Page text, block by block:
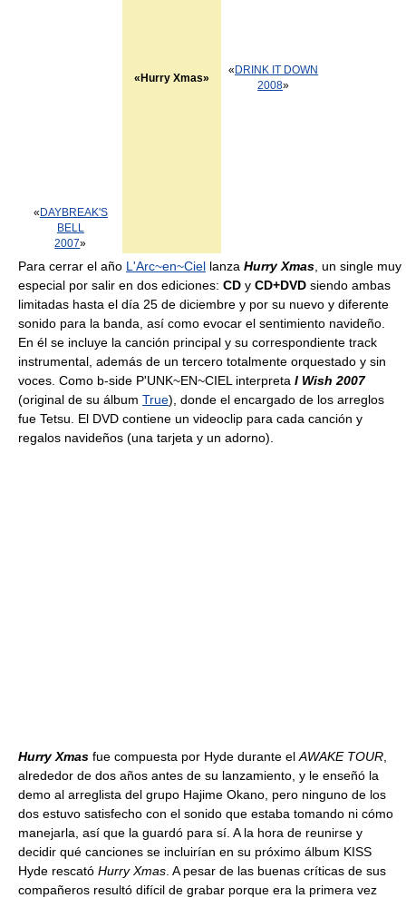
« DAYBREAK'S
BELL
2007»
«Hurry Xmas»
« DRINK IT DOWN
2008»
Para cerrar el año L'Arc~en~Ciel lanza Hurry Xmas , un single muy
especial por salir en dos ediciones: CD y CD+DVD siendo ambas
limitadas hasta el día 25 de diciembre y por su nuevo y diferente
sonido para la banda, así como evocar el sentimiento navideño.
En él se incluye la canción principal y su correspondiente track
instrumental, además de un tercero totalmente orquestado y sin
voces. Como b-side P'UNK~EN~CIEL interpreta I Wish 2007
(original de su álbum True), donde el encargado de los arreglos
fue Tetsu. El DVD contiene un videoclip para cada canción y
regalos navideños (una tarjeta y un adorno).
Hurry Xmas fue compuesta por Hyde durante el AWAKE TOUR
alrededor de dos años antes de su lanzamiento, y le enseñó la
demo al arreglista del grupo Hajime Okano, pero ninguno de los
dos estuvo satisfecho con el sonido que estaba tomando ni cómo
manejarla, así que la guardó para sí. A la hora de reunirse y
decidir qué canciones se incluirían en su próximo álbum KISS
Hyde rescató Hurry Xmas . A pesar de las buenas críticas de sus
compañeros resultó difícil de grabar porque era la primera vez